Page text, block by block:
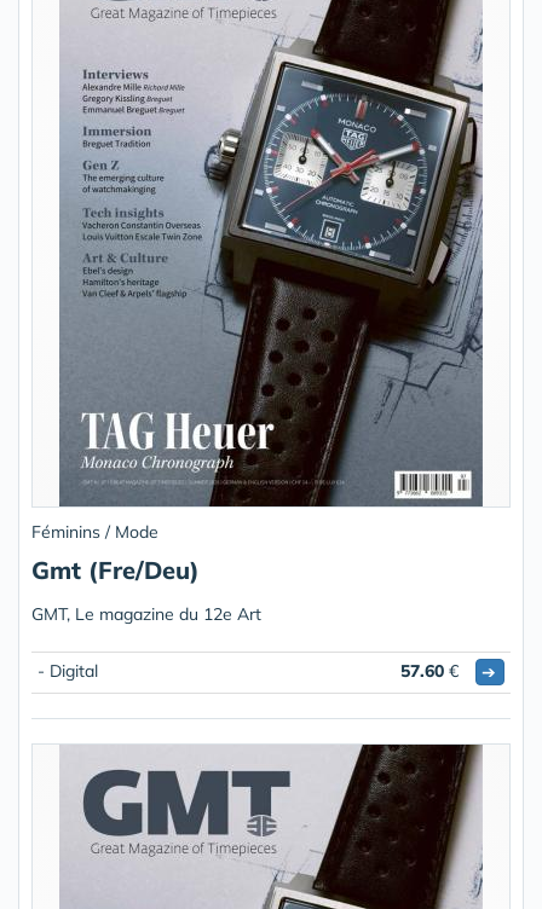
Féminins / Mode
Gmt (Fre/Deu)
GMT, Le magazine du 12e Art
- Digital 57.60 € ➔